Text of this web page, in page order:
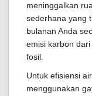
meninggalkan
sederhana yang
bulanan Anda
emisi karbon
fosil.
Untuk efisiensi
menggunakan